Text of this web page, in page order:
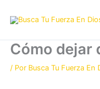
Cómo dejar
/ Por Busca Tu Fuerza En